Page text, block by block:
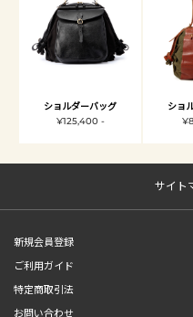
ショルダーバッグ
¥125,400 -
ショ
サイト
新規会員登録
ご利用ガイド
特定商取引法
お問い合わせ